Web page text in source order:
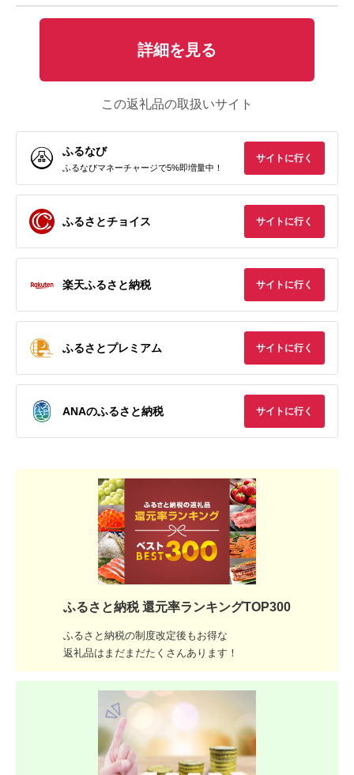
詳細を見る
この返礼品の取扱いサイト
ふるなび
ふるなびマネーチャージで5%即増量中！
サイトに行く
ふるさとチョイス サイトに行く
楽天ふるさと納税 サイトに行く
ふるさとプレミアム サイトに行く
ANAのふるさと納税 サイトに行く
ふるさと納税 還元率ランキングTOP300
ふるさと納税の制度改定後もお得な
返礼品はまだまだたくさんあります！